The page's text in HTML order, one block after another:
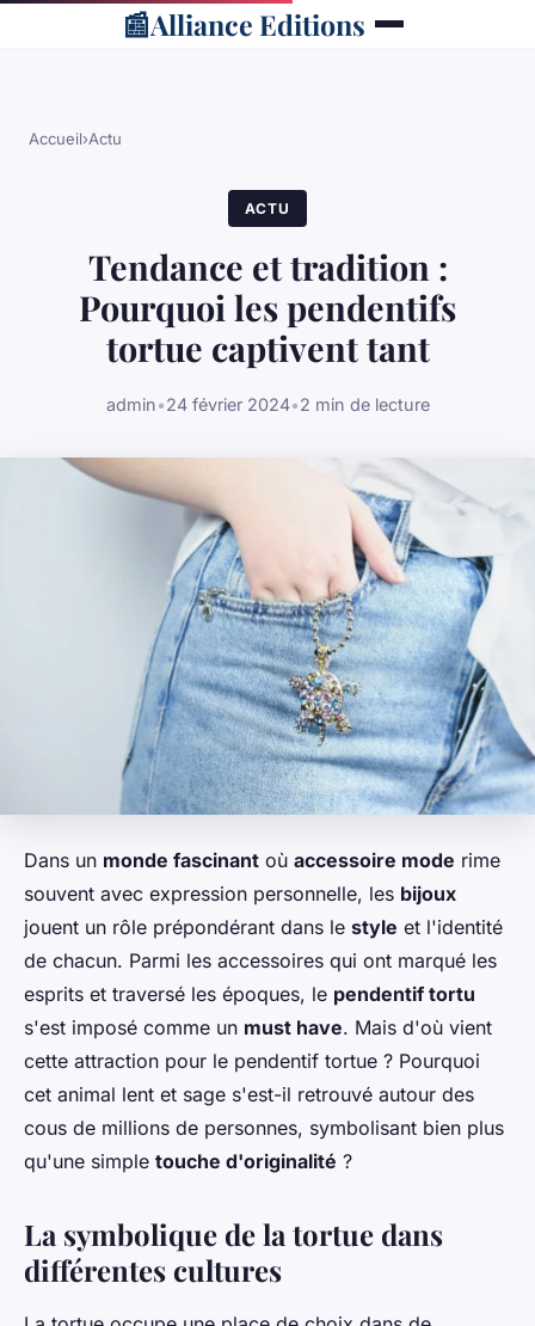
📰Alliance Editions
Accueil›Actu
ACTU
Tendance et tradition :
Pourquoi les pendentifs
tortue captivent tant
admin•24 février 2024•2 min de lecture
Dans un monde fascinant où accessoire mode rime
souvent avec expression personnelle, les bijoux
jouent un rôle prépondérant dans le style et l'identité
de chacun. Parmi les accessoires qui ont marqué les
esprits et traversé les époques, le pendentif tortu
s'est imposé comme un must have. Mais d'où vient
cette attraction pour le pendentif tortue ? Pourquoi
cet animal lent et sage s'est-il retrouvé autour des
cous de millions de personnes, symbolisant bien plus
qu'une simple touche d'originalité ?
La symbolique de la tortue dans
différentes cultures